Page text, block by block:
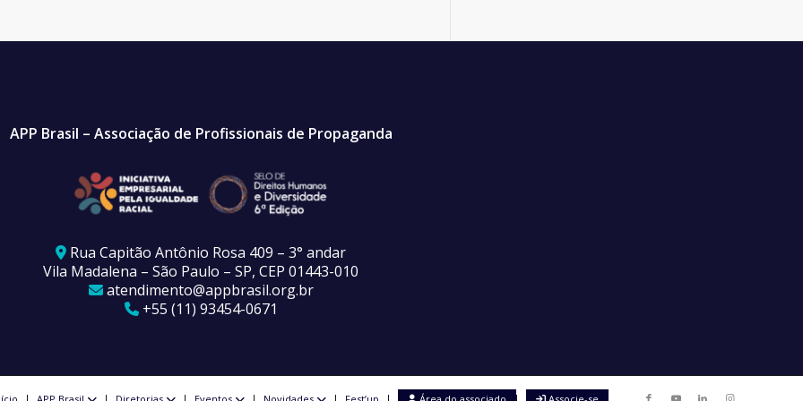
APP Brasil – Associação de Profissionais de Propaganda
Rua Capitão Antônio Rosa 409 – 3° andar
Vila Madalena – São Paulo – SP, CEP 01443-010
atendimento@appbrasil.org.br
+55 (11) 93454-0671